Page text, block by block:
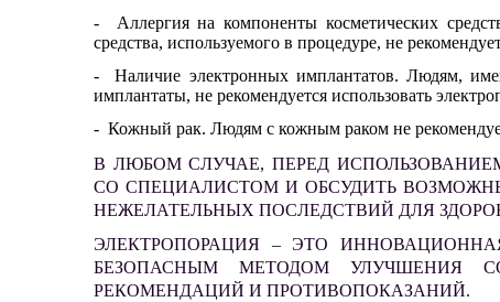
- Аллергия на компоненты косметических
средства, используемого в процедуре, не
-Наличие электронных имплантатов. Людям,
имплантаты, не рекомендуется использовать
- Кожный рак. Людям с кожным раком не
В ЛЮБОМ СЛУЧАЕ, ПЕРЕД
СО СПЕЦИАЛИСТОМ И ОБСУДИТЬ
НЕЖЕЛАТЕЛЬНЫХ ПОСЛЕДСТВИЙ ДЛЯ
ЭЛЕКТРОПОРАЦИЯ – ЭТО
БЕЗОПАСНЫМ МЕТОДОМ УЛУЧШЕНИЯ
РЕКОМЕНДАЦИЙ И ПРОТИВОПОКАЗАНИЙ.